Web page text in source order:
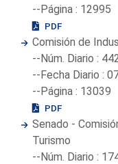
--Página : 12995
PDF
Comisión de
--Núm. Diario :
--Fecha Diario :
--Página : 13039
PDF
Senado -
Turismo
--Núm. Diario :